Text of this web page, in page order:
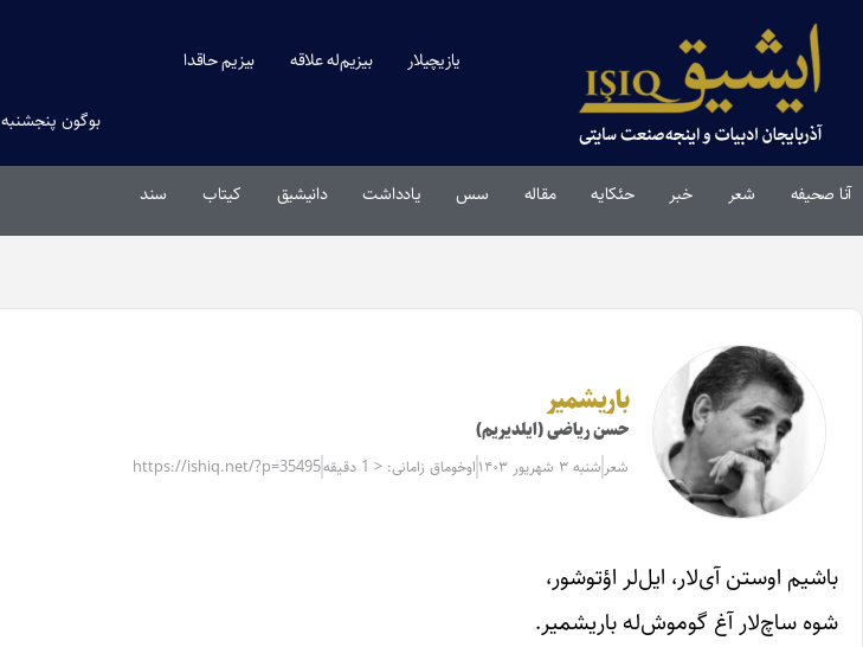
یازیچیلار بیزیم‌له علاقه بیزیم حاقدا
بوگون پنجشنبه ۱۵ مرداد ۱۴۰۵
آنا صحیفه شعر خبر حئکایه مقاله‌ سس یادداشت دانیشیق کیتاب سند
باریشمیر
حسن ریاضی (ایلدیریم)
شعر شنبه ۳ شهریور ۱۴۰۳ اوخوماق زامانی: < 1 دقیقه https://ishiq.net/?p=35495
باشیم اوستن آی‌‌لار،‌‌ ایل‌لر‌ اؤتوشور،
شوه‌ ساچ‌‌لار‌‌ آغ گوموش‌له باریشمیر.